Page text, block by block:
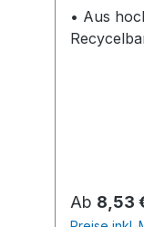
• Aus
Regulärer
Ab 8,53